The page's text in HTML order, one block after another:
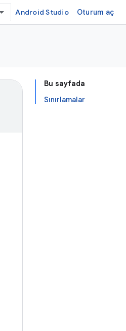
Android Studio Oturum aç
Bu sayfada
Sınırlamalar